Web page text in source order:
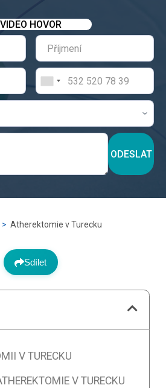
VIDEO HOVOR
ODESLAT
Atherektomie v Turecku
Sdílet
V TURECKU
V TURECKU